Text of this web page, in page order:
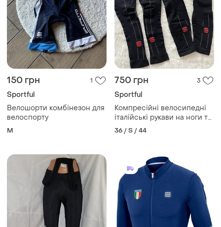
150 грн 1
Sportful
Велошорти комбінезон для
велоспорту
M
750 грн 3
Sportful
Компресійні велосипедні
італійські рукави на ноги та
руки розміру s sportful
36 / S / 44